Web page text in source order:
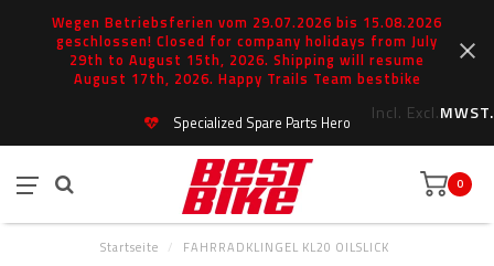
Wegen Betriebsferien vom 29.07.2026 bis 15.08.2026
geschlossen! Closed for company holidays from July
29th to August 15th, 2026. Shipping will resume
August 17th, 2026. Happy Trails Team bestbike
Incl. Excl.MWST.
Specialized Spare Parts Hero
0
Startseite / FAHRRADKLINGEL KL20 OILSLICK